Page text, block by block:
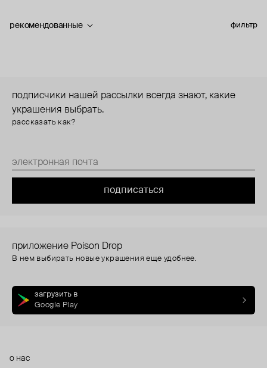
фильтр
рекомендованные
подписчики нашей рассылки всегда знают, какие
украшения выбрать.
рассказать как?
подписаться
приложение Poison Drop
В нем выбирать новые украшения еще удобнее.
загрузить в
Google Play
о нас